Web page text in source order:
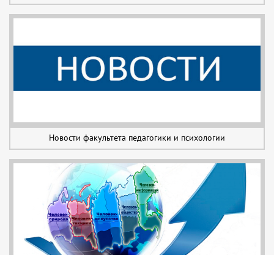
Новости факультета педагогики и психологии